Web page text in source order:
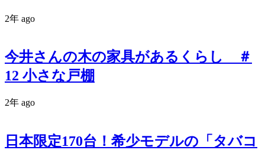
2年 ago
今井さんの木の家具があるくらし ＃
12 小さな戸棚
2年 ago
日本限定170台！希少モデルの「タバコ